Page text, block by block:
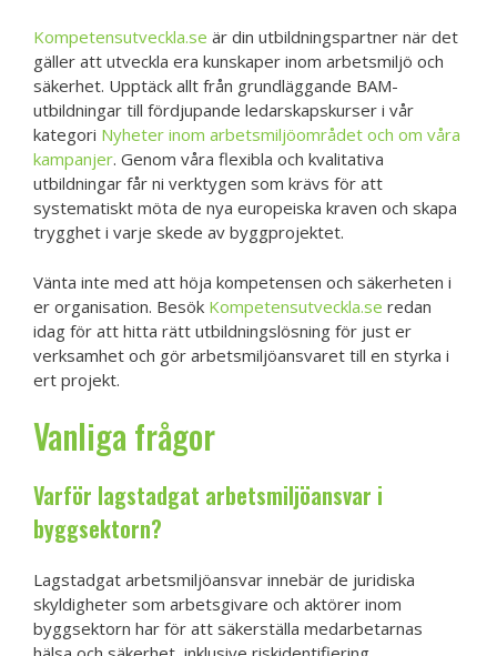
Kompetensutveckla.se är din utbildningspartner när det
gäller att utveckla era kunskaper inom arbetsmiljö och
säkerhet. Upptäck allt från grundläggande BAM-
utbildningar till fördjupande ledarskapskurser i vår
kategori Nyheter inom arbetsmiljöområdet och om våra
kampanjer. Genom våra flexibla och kvalitativa
utbildningar får ni verktygen som krävs för att
systematiskt möta de nya europeiska kraven och skapa
trygghet i varje skede av byggprojektet.
Vänta inte med att höja kompetensen och säkerheten i
er organisation. Besök Kompetensutveckla.se redan
idag för att hitta rätt utbildningslösning för just er
verksamhet och gör arbetsmiljöansvaret till en styrka i
ert projekt.
Vanliga frågor
Varför lagstadgat arbetsmiljöansvar i
byggsektorn?
Lagstadgat arbetsmiljöansvar innebär de juridiska
skyldigheter som arbetsgivare och aktörer inom
byggsektorn har för att säkerställa medarbetarnas